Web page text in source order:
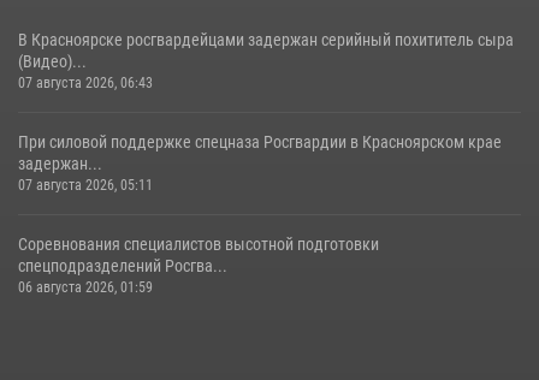
В Красноярске росгвардейцами задержан серийный похититель сыра
(Видео)...
07 августа 2026, 06:43
При силовой поддержке спецназа Росгвардии в Красноярском крае
задержан...
07 августа 2026, 05:11
Соревнования специалистов высотной подготовки
спецподразделений Росгва...
06 августа 2026, 01:59